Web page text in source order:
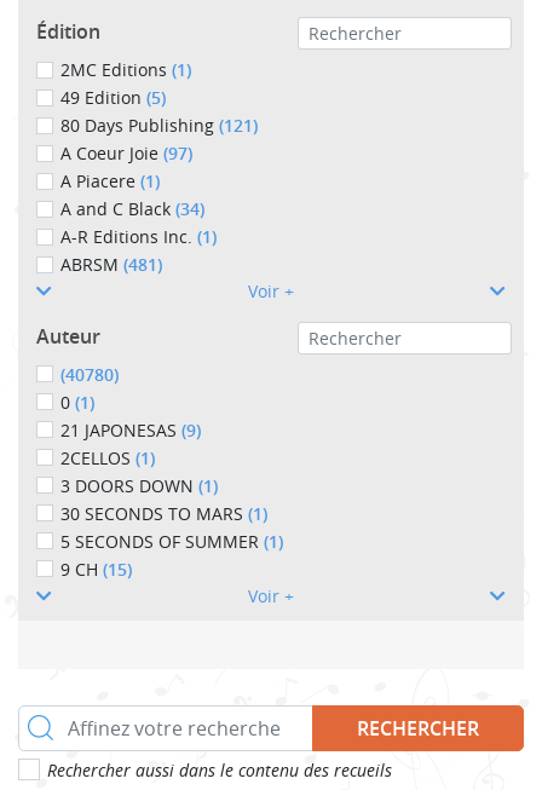
Édition
2MC Editions (1)
49 Edition (5)
80 Days Publishing (121)
A Coeur Joie (97)
A Piacere (1)
A and C Black (34)
A-R Editions Inc. (1)
ABRSM (481)
Voir +
Auteur
(40780)
0 (1)
21 JAPONESAS (9)
2CELLOS (1)
3 DOORS DOWN (1)
30 SECONDS TO MARS (1)
5 SECONDS OF SUMMER (1)
9 CH (15)
Voir +
RECHERCHER
Rechercher aussi dans le contenu des recueils